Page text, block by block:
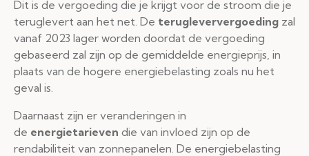
Dit is de vergoeding die je krijgt voor de stroom die je
teruglevert aan het net. De terugleververgoeding zal
vanaf 2023 lager worden doordat de vergoeding
gebaseerd zal zijn op de gemiddelde energieprijs, in
plaats van de hogere energiebelasting zoals nu het
geval is.
Daarnaast zijn er veranderingen in
de energietarieven die van invloed zijn op de
rendabiliteit van zonnepanelen. De energiebelasting